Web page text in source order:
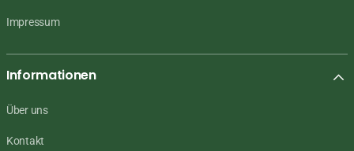
Impressum
Informationen
Über uns
Kontakt